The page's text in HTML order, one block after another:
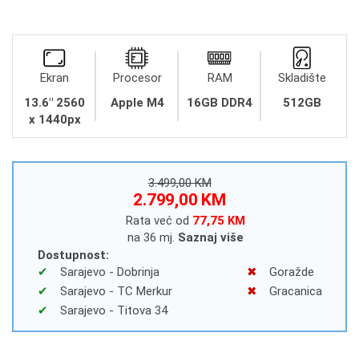
Ekran
13.6" 2560
x 1440px
Procesor
Apple M4
RAM
16GB DDR4
Skladište
512GB
3.499,00 KM
2.799,00 KM
Rata već od 77,75 KM
na 36 mj. Saznaj više
Dostupnost:
Sarajevo - Dobrinja
Sarajevo - TC Merkur
Sarajevo - Titova 34
Goražde
Gracanica